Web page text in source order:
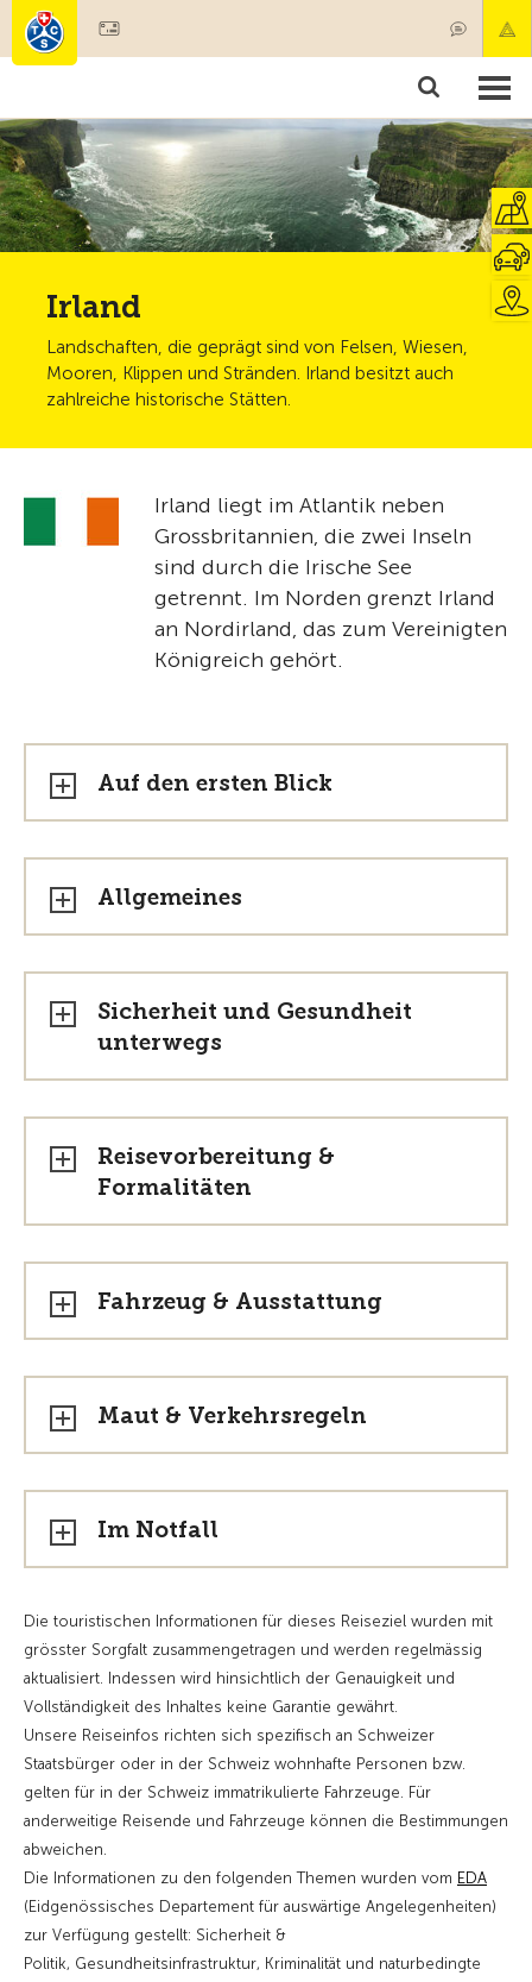
Mitgliedschaft & Leistungen
Test, Sicherheit & Gesundheit
Irland
Landschaften, die geprägt sind von Felsen, Wiesen,
Mooren, Klippen und Stränden. Irland besitzt auch
zahlreiche historische Stätten.
Irland liegt im Atlantik neben
Grossbritannien, die zwei Inseln
sind durch die Irische See
getrennt. Im Norden grenzt Irland
an Nordirland, das zum Vereinigten
Königreich gehört.
Auf den ersten Blick
Allgemeines
Sicherheit und Gesundheit
unterwegs
Reisevorbereitung &
Formalitäten
Fahrzeug & Ausstattung
Maut & Verkehrsregeln
Im Notfall
Die touristischen Informationen für dieses Reiseziel wurden mit
grösster Sorgfalt zusammengetragen und werden regelmässig
aktualisiert. Indessen wird hinsichtlich der Genauigkeit und
Vollständigkeit des Inhaltes keine Garantie gewährt.
Unsere Reiseinfos richten sich spezifisch an Schweizer
Staatsbürger oder in der Schweiz wohnhafte Personen bzw.
gelten für in der Schweiz immatrikulierte Fahrzeuge. Für
anderweitige Reisende und Fahrzeuge können die Bestimmungen
abweichen.
Die Informationen zu den folgenden Themen wurden vom EDA
(Eidgenössisches Departement für auswärtige Angelegenheiten)
zur Verfügung gestellt: Sicherheit &
Politik, Gesundheitsinfrastruktur, Kriminalität und naturbedingte